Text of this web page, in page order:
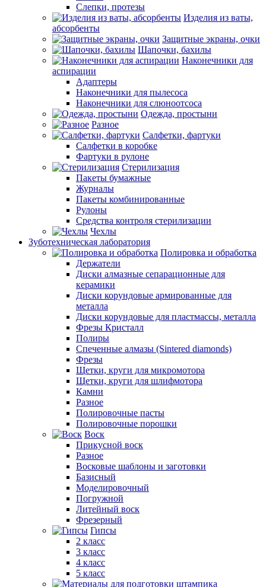
Слепки, протезы
Изделия из ваты,
абсорбенты
Защитные экраны, очки
Шапочки, бахилы
Наконечники для
аспирации
Адаптеры
Наконечники для пылесоса
Наконечники для слюноотсоса
Одежда, простыни
Разное
Салфетки, фартуки
Салфетки в коробке
Фартуки в рулоне
Стерилизация
Пакеты бумажные
Журналы
Пакеты комбинированные
Рулоны
Средства контроля стерилизации
Чехлы
Зуботехническая лаборатория
Полировка и обработка
Держатели
Диски алмазные сепарационные для
керамики
Диски корундовые армированные для
металла
Диски корундовые для пластмассы, металла
Фрезы Кристалл
Полиры
Спеченные алмазы (Sintered diamonds)
Фрезы
Щетки, круги для микромотора
Щетки, круги для шлифмотора
Камни
Разное
Полировочные пасты
Полировочные порошки
Воск
Прикусной воск
Разное
Восковые шаблоны и заготовки
Базисный
Моделировочный
Погружной
Литейный воск
Фрезерный
Гипсы
2 класс
3 класс
4 класс
5 класс